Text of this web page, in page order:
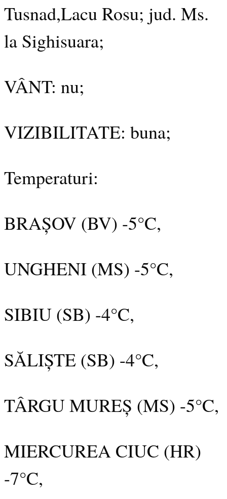
Tusnad,Lacu Rosu; jud. Ms.
la Sighisuara;
VÂNT: nu;
VIZIBILITATE: buna;
Temperaturi:
BRAȘOV (BV) -5°C,
UNGHENI (MS) -5°C,
SIBIU (SB) -4°C,
SĂLIȘTE (SB) -4°C,
TÂRGU MUREȘ (MS) -5°C,
MIERCUREA CIUC (HR)
-7°C,